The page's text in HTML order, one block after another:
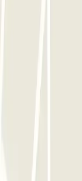
dal